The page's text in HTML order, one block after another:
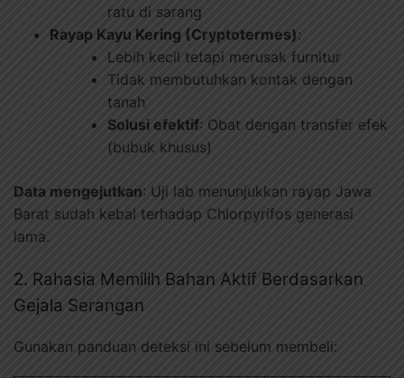
ratu di sarang
Rayap Kayu Kering (Cryptotermes):
Lebih kecil tetapi merusak furnitur
Tidak membutuhkan kontak dengan
tanah
Solusi efektif: Obat dengan transfer efek
(bubuk khusus)
Data mengejutkan: Uji lab menunjukkan rayap Jawa
Barat sudah kebal terhadap Chlorpyrifos generasi
lama.
2. Rahasia Memilih Bahan Aktif Berdasarkan
Gejala Serangan
Gunakan panduan deteksi ini sebelum membeli: